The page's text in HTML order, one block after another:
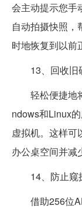
会主动提示您手
自动拍摄快照，
时地恢复到以前
13、回收旧
轻松便捷地将
ndows和Linux
虚拟机。这样可
办公桌空间并减
14、防止窥
借助256位